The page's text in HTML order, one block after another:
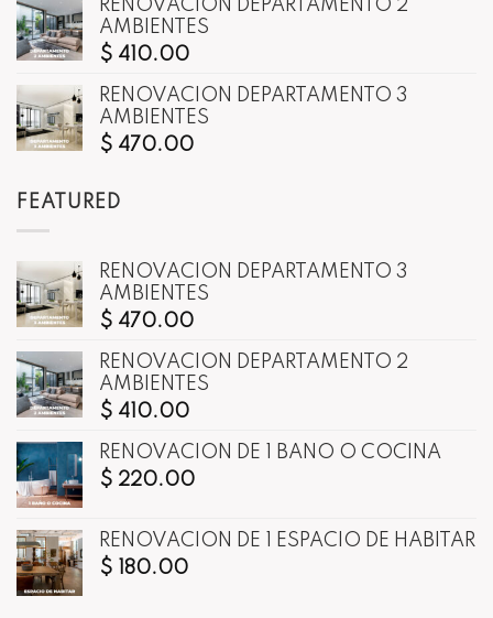
RENOVACIÓN DEPARTAMENTO 2
AMBIENTES
$ 410.00
RENOVACIÓN DEPARTAMENTO 3
AMBIENTES
$ 470.00
FEATURED
RENOVACIÓN DEPARTAMENTO 3
AMBIENTES
$ 470.00
RENOVACIÓN DEPARTAMENTO 2
AMBIENTES
$ 410.00
RENOVACIÓN DE 1 BAÑO O COCINA
$ 220.00
RENOVACIÓN DE 1 ESPACIO DE HABITAR
$ 180.00